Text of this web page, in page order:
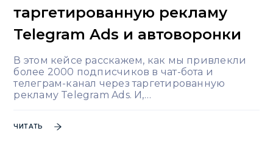
таргетированную рекламу
Telegram Ads и автоворонки
В этом кейсе расскажем, как мы привлекли
более 2000 подписчиков в чат-бота и
телеграм-канал через таргетированную
рекламу Telegram Ads. И,…
ЧИТАТЬ